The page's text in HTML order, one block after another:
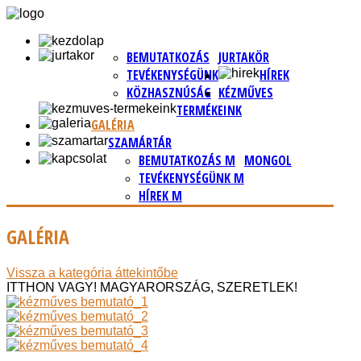
JURTAKÖR
BEMUTATKOZÁS
TEVÉKENYSÉGÜNK
KÖZHASZNÚSÁG
HÍREK
KÉZMŰVES
TERMÉKEINK
GALÉRIA
SZAMÁRTÁR
MONGOL
BEMUTATKOZÁS M
TEVÉKENYSÉGÜNK M
HÍREK M
GALÉRIA
Vissza a kategória áttekintőbe
ITTHON VAGY! MAGYARORSZÁG, SZERETLEK!